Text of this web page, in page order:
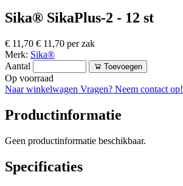
Sika® SikaPlus-2 - 12 st
€ 11,70 € 11,70 per zak
Merk: Sika®
Aantal
Toevoegen
Op voorraad
Naar winkelwagen Vragen? Neem contact op!
Productinformatie
Geen productinformatie beschikbaar.
Specificaties